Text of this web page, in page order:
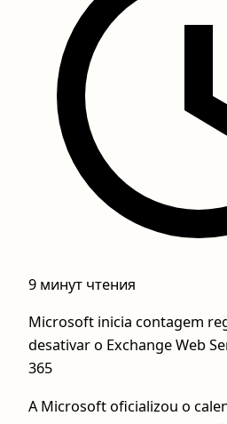
9 минут чтения
Microsoft inicia contagem
desativar o Exchange Web
365
A Microsoft oficializou o